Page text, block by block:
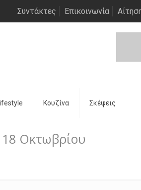
Συντάκτες Επικοινωνία
Lifestyle Κουζίνα Σκέψεις
18 Οκτωβρίου